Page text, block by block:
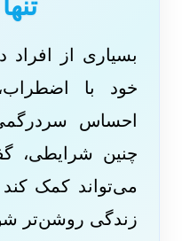
بسیاری از
خود با
احساس
چنین شرایطی،
می‌تواند کمک
زندگی روشن‌تر